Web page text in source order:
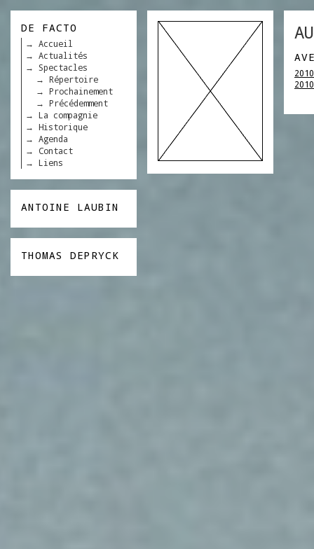
DE FACTO
Accueil
Actualités
Spectacles
Répertoire
Prochainement
Précédemment
La compagnie
Historique
Agenda
Contact
Liens
ANTOINE LAUBIN
THOMAS DEPRYCK